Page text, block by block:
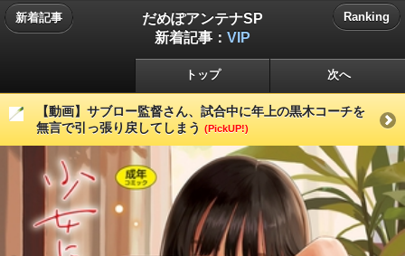
新着記事
だめぽアンテナSP
新着記事： VIP
Ranking
トップ 次へ
【動画】サブロー監督さん、試合中に年上の黒木コーチを
無言で引っ張り戻してしまう (PickUP!)